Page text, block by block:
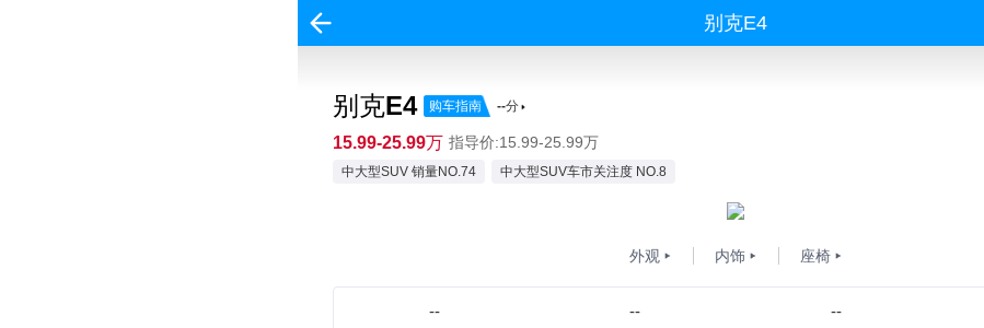
别克E4
别克E4 购车指南 --分
15.99-25.99万 指导价:15.99-25.99万
中大型SUV 销量NO.74 中大型SUV车市关注度 NO.8
外观 内饰 座椅
-- -- --